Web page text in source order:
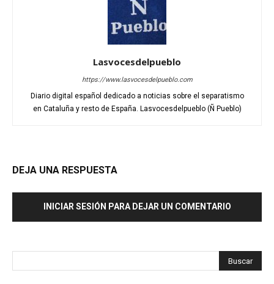
Lasvocesdelpueblo
https://www.lasvocesdelpueblo.com
Diario digital español dedicado a noticias sobre el separatismo
en Cataluña y resto de España. Lasvocesdelpueblo (Ñ Pueblo)
DEJA UNA RESPUESTA
INICIAR SESIÓN PARA DEJAR UN COMENTARIO